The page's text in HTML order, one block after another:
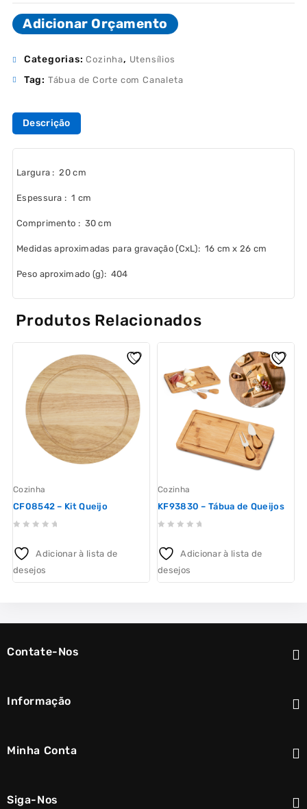
Adicionar Orçamento
Categorias:Cozinha, Utensílios
Tag: Tábua de Corte com Canaleta
Descrição
Largura : 20 cm
Espessura : 1 cm
Comprimento : 30 cm
Medidas aproximadas para gravação(CxL): 16 cm x 26 cm
Peso aproximado (g): 404
Produtos Relacionados
Cozinha
CF08542 – Kit Queijo
out
Adicionar à lista de
desejos
Cozinha
KF93830 – Tábua de Queijos
out
Adicionar à lista de
desejos
Contate-Nos
Informação
Minha Conta
Siga-Nos